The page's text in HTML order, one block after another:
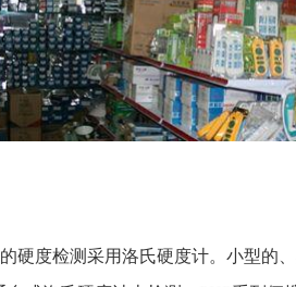
硬度检测采用洛氏硬度计。小型的